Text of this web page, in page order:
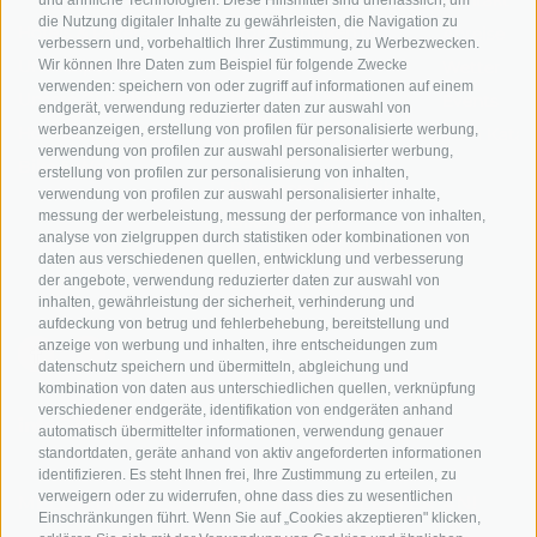
die Nutzung digitaler Inhalte zu gewährleisten, die Navigation zu
verbessern und, vorbehaltlich Ihrer Zustimmung, zu Werbezwecken.
Wir können Ihre Daten zum Beispiel für folgende Zwecke
verwenden: speichern von oder zugriff auf informationen auf einem
endgerät, verwendung reduzierter daten zur auswahl von
werbeanzeigen, erstellung von profilen für personalisierte werbung,
verwendung von profilen zur auswahl personalisierter werbung,
erstellung von profilen zur personalisierung von inhalten,
verwendung von profilen zur auswahl personalisierter inhalte,
messung der werbeleistung, messung der performance von inhalten,
analyse von zielgruppen durch statistiken oder kombinationen von
daten aus verschiedenen quellen, entwicklung und verbesserung
der angebote, verwendung reduzierter daten zur auswahl von
inhalten, gewährleistung der sicherheit, verhinderung und
aufdeckung von betrug und fehlerbehebung, bereitstellung und
anzeige von werbung und inhalten, ihre entscheidungen zum
datenschutz speichern und übermitteln, abgleichung und
kombination von daten aus unterschiedlichen quellen, verknüpfung
verschiedener endgeräte, identifikation von endgeräten anhand
automatisch übermittelter informationen, verwendung genauer
standortdaten, geräte anhand von aktiv angeforderten informationen
identifizieren. Es steht Ihnen frei, Ihre Zustimmung zu erteilen, zu
verweigern oder zu widerrufen, ohne dass dies zu wesentlichen
Einschränkungen führt. Wenn Sie auf „Cookies akzeptieren" klicken,
Hotels & Pakete
Urlaubspakete
Unsere Gutscheine
Hot Deals
Bike & Work
Mountainbiken in
Südtirol
Rennradfahren in
Südtirol
Radwege in Südtirol
Bikeshops & Verleihe
Bike-Schulen
Tourenzentrale
Anreise
Zum
info@bikehotels.it
MELDE DICH ZU UNSEREM NEWSLETTER AN!